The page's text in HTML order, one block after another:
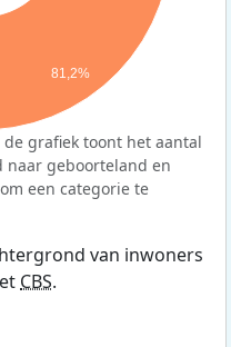
81,2%
grafiek toont het aantal
naar geboorteland en
een categorie te
van inwoners
CBS.